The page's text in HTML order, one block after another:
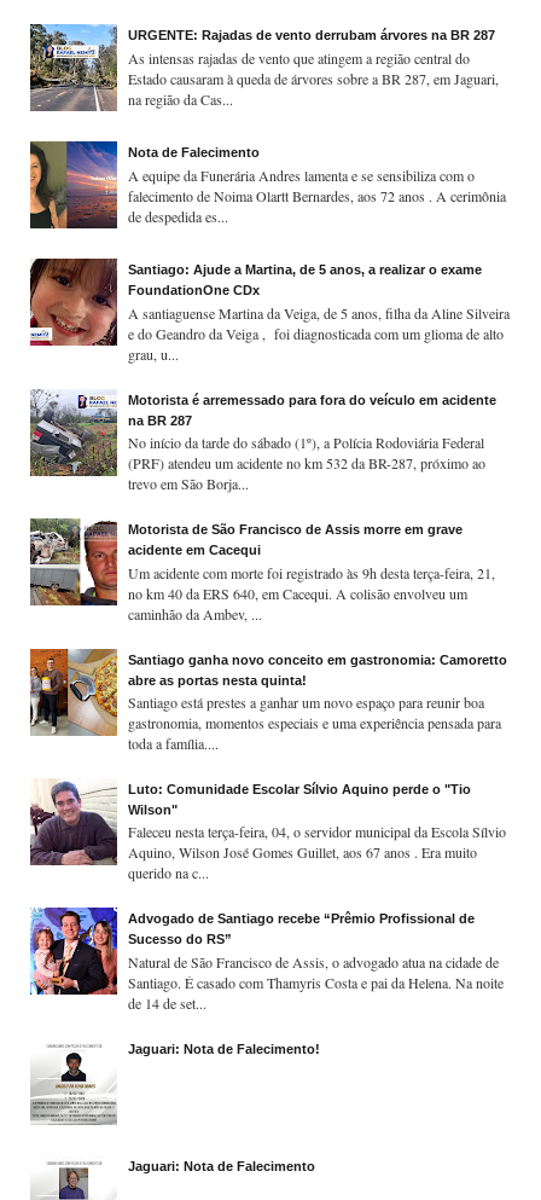
URGENTE: Rajadas de vento derrubam árvores na BR 287
As intensas rajadas de vento que atingem a região central do
Estado causaram à queda de árvores sobre a BR 287, em Jaguari,
na região da Cas...
Nota de Falecimento
A equipe da Funerária Andres lamenta e se sensibiliza com o
falecimento de Noima Olartt Bernardes, aos 72 anos . A cerimônia
de despedida es...
Santiago: Ajude a Martina, de 5 anos, a realizar o exame
FoundationOne CDx
A santiaguense Martina da Veiga, de 5 anos, filha da Aline Silveira
e do Geandro da Veiga , foi diagnosticada com um glioma de alto
grau, u...
Motorista é arremessado para fora do veículo em acidente
na BR 287
No início da tarde do sábado (1º), a Polícia Rodoviária Federal
(PRF) atendeu um acidente no km 532 da BR-287, próximo ao
trevo em São Borja...
Motorista de São Francisco de Assis morre em grave
acidente em Cacequi
Um acidente com morte foi registrado às 9h desta terça-feira, 21,
no km 40 da ERS 640, em Cacequi. A colisão envolveu um
caminhão da Ambev, ...
Santiago ganha novo conceito em gastronomia: Camoretto
abre as portas nesta quinta!
Santiago está prestes a ganhar um novo espaço para reunir boa
gastronomia, momentos especiais e uma experiência pensada para
toda a família....
Luto: Comunidade Escolar Sílvio Aquino perde o "Tio
Wilson"
Faleceu nesta terça-feira, 04, o servidor municipal da Escola Sílvio
Aquino, Wilson José Gomes Guillet, aos 67 anos . Era muito
querido na c...
Advogado de Santiago recebe “Prêmio Profissional de
Sucesso do RS”
Natural de São Francisco de Assis, o advogado atua na cidade de
Santiago. É casado com Thamyris Costa e pai da Helena. Na noite
de 14 de set...
Jaguari: Nota de Falecimento!
Jaguari: Nota de Falecimento